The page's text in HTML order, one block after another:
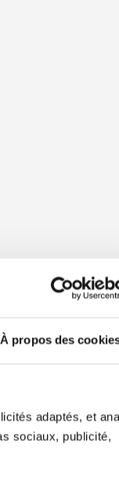
À propos des
adaptés, et
sociaux, publicité,